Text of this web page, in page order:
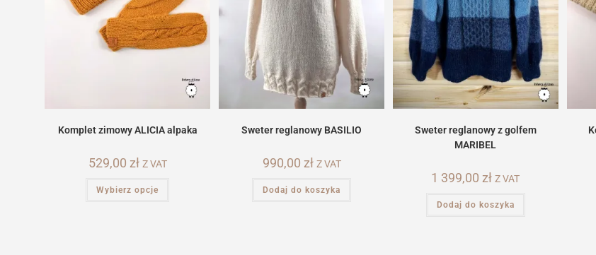
Komplet zimowy ALICIA alpaka
529,00 zł Z VAT
Wybierz opcje
Sweter reglanowy BASILIO
990,00 zł Z VAT
Dodaj do koszyka
Sweter reglanowy z golfem
MARIBEL
1 399,00 zł Z VAT
Dodaj do koszyka